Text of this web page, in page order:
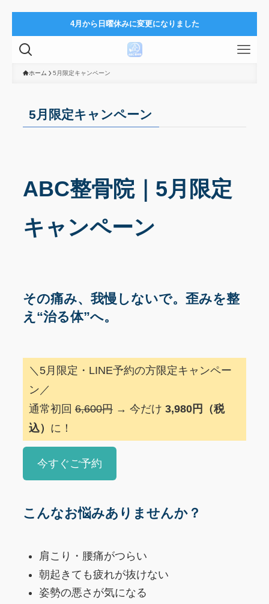
4月から日曜休みに変更になりました
ホーム 5月限定キャンペーン
5月限定キャンペーン
ABC整骨院｜5月限定
キャンペーン
その痛み、我慢しないで。歪みを整
え“治る体”へ。
＼5月限定・LINE予約の方限定キャンペー
ン／
通常初回 6,600円→ 今だけ 3,980円（税
込） に！
今すぐご予約
こんなお悩みありませんか？
肩こり・腰痛がつらい
朝起きても疲れが抜けない
姿勢の悪さが気になる